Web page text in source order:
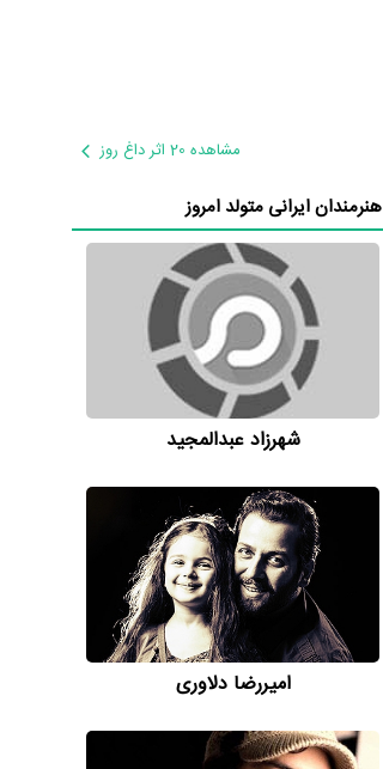
مشاهده 20 اثر داغ روز
هنرمندان ایرانی متولد امروز
شهرزاد عبدالمجید
امیررضا دلاوری